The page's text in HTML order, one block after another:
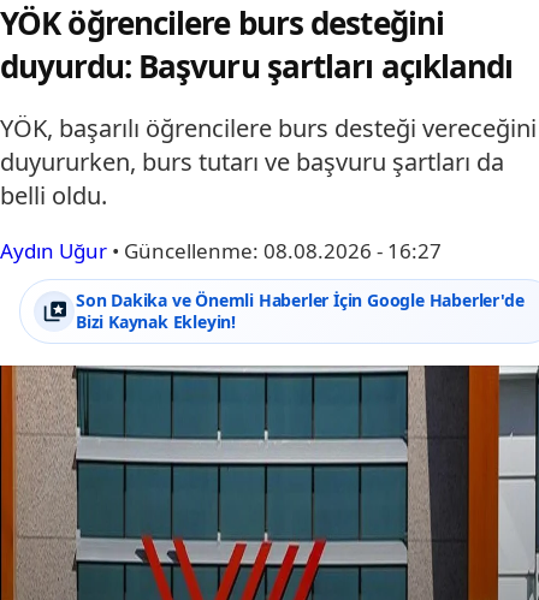
YÖK öğrencilere burs desteğini
duyurdu: Başvuru şartları açıklandı
YÖK, başarılı öğrencilere burs desteği vereceğini
duyururken, burs tutarı ve başvuru şartları da
belli oldu.
Aydın Uğur • Güncellenme: 08.08.2026 - 16:27
Son Dakika ve Önemli Haberler İçin Google Haberler'de
Bizi Kaynak Ekleyin!